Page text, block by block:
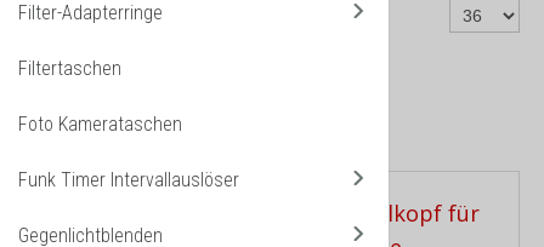
Kugelkopf Panoramakopf
Filter-Adapterringe
Filtertaschen
Foto Kamerataschen
Funk Timer Intervallauslöser
Gegenlichtblenden